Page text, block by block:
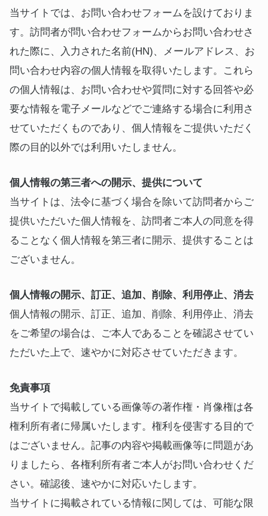
当サイトでは、お問い合わせフォームを設けておりま
す。訪問者が問い合わせフォームからお問い合わせさ
れた際に、入力された名前(HN)、メールアドレス、お
問い合わせ内容の個人情報を取得いたします。これら
の個人情報は、お問い合わせや質問に対する回答や必
要な情報を電子メールなどでご連絡する場合に利用さ
せていただくものであり、個人情報をご提供いただく
際の目的以外では利用いたしません。
個人情報の第三者への開示、提供について
当サイトは、法令に基づく場合を除いて訪問者からご
提供いただいた個人情報を、訪問者ご本人の同意を得
ることなく個人情報を第三者に開示、提供することは
ございません。
個人情報の開示、訂正、追加、削除、利用停止、消去
個人情報の開示、訂正、追加、削除、利用停止、消去
をご希望の場合は、ご本人であることを確認させてい
ただいた上で、速やかに対応させていただきます。
免責事項
当サイトで掲載している画像等の著作権・肖像権は各
権利所有者に帰属いたします。権利を侵害する目的で
はございません。記事の内容や掲載画像等に問題があ
りましたら、各権利所有者ご本人がお問い合わせくだ
さい。確認後、速やかに対応いたします。
当サイトに掲載されている情報に関しては、可能な限